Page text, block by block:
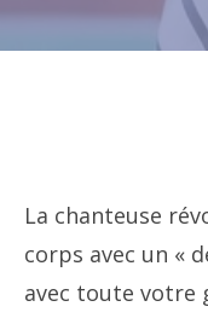
La chanteuse
corps avec un «
avec toute votre